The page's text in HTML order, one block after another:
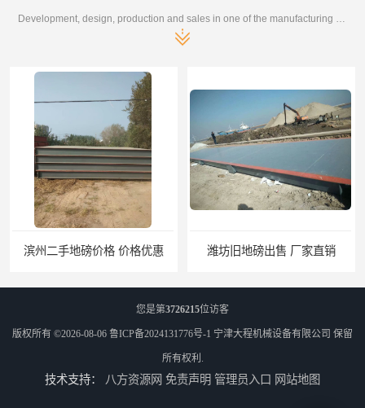
潍坊旧地磅出售 厂家直销
您是第3726215位访客
版权所有 ©2026-08-06 鲁ICP备2024131776号-1 宁津大程机械设备有限公司 保留
所有权利.
技术支持： 八方资源网 免责声明 管理员入口 网站地图